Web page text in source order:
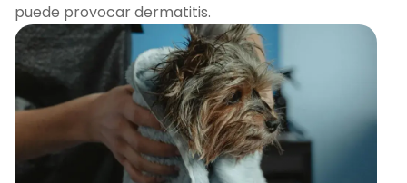
puede provocar dermatitis.